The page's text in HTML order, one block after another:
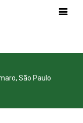
São Paulo